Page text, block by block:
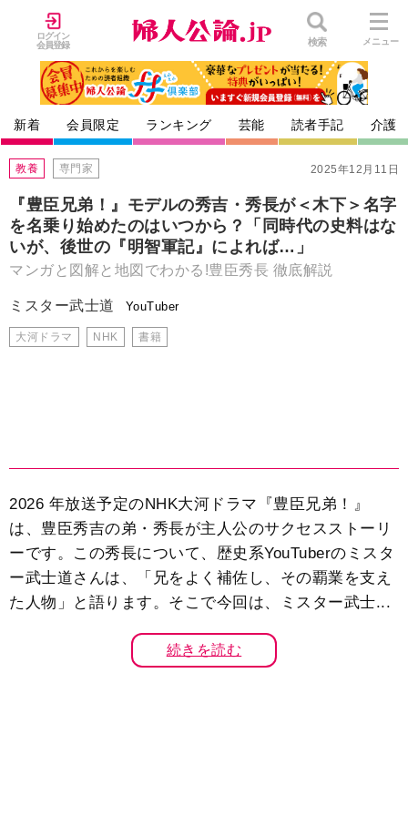
ログイン
会員登録
検索 メニュー
新着 会員限定 ランキング 芸能 読者手記 介護
2025年12月11日
教養 専門家
『豊臣兄弟！』モデルの秀吉・秀長が＜木下＞名字
を名乗り始めたのはいつから？「同時代の史料はな
いが、後世の『明智軍記』によれば…」
マンガと図解と地図でわかる!豊臣秀長 徹底解説
ミスター武士道 YouTuber
大河ドラマ NHK 書籍
2026 年放送予定のNHK大河ドラマ『豊臣兄弟！』
は、豊臣秀吉の弟・秀長が主人公のサクセスストーリ
ーです。この秀長について、歴史系YouTuberのミスタ
ー武士道さんは、「兄をよく補佐し、その覇業を支え
た人物」と語ります。そこで今回は、ミスター武士...
続きを読む